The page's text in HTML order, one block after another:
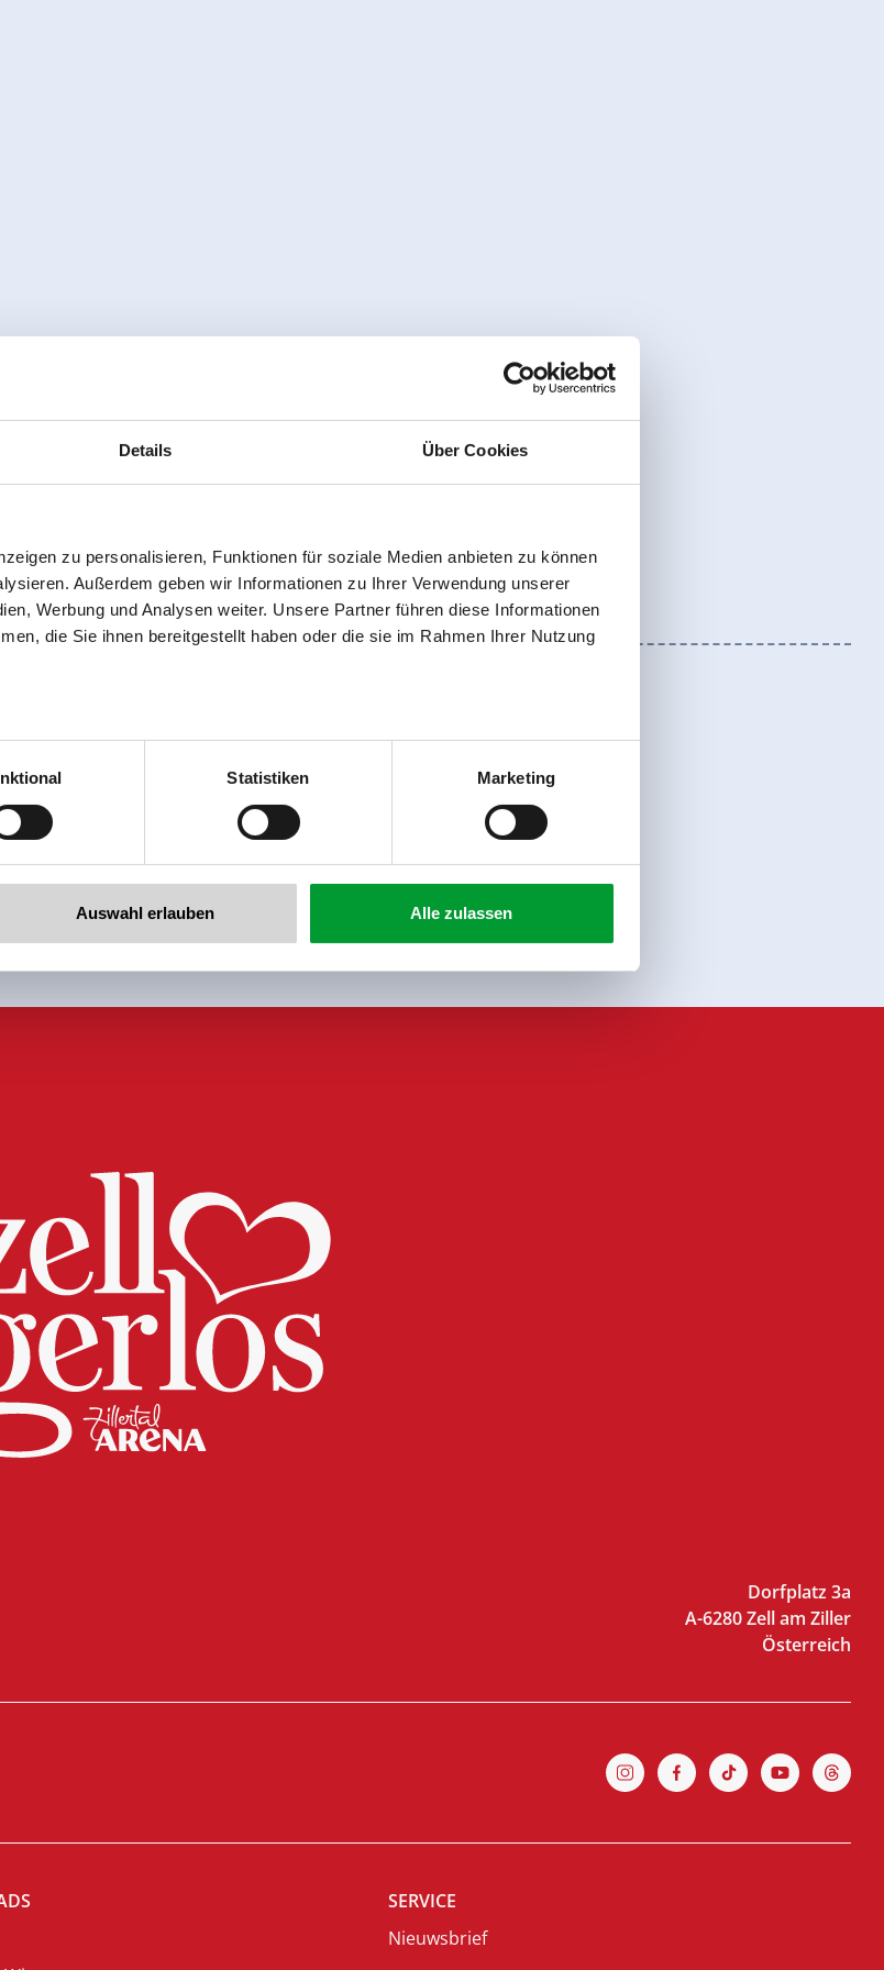
Details Über Cookies
zu personalisieren, Funktionen für soziale Medien anbieten zu können
Außerdem geben wir Informationen zu Ihrer Verwendung unserer
Werbung und Analysen weiter. Unsere Partner führen diese Informationen
die Sie ihnen bereitgestellt haben oder die sie im Rahmen Ihrer Nutzung
Statistiken Marketing
Auswahl erlauben Alle zulassen
Terug naar het overzicht
Dorfplatz 3a
A-6280 Zell am Ziller
Österreich
SERVICE
Nieuwsbrief